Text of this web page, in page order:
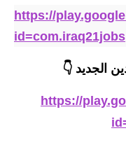
https://
id=com.iraq21jobs
الجديد 👇
https://